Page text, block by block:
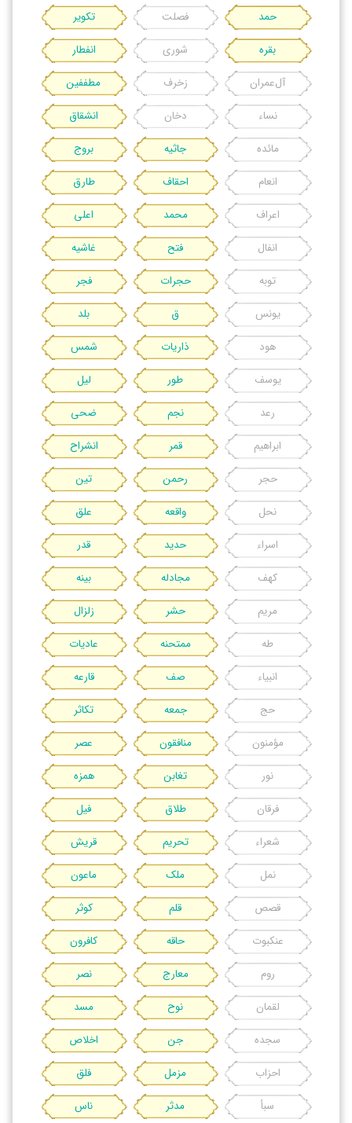
حمد فصلت
تکویر
بقره
شوری
انفطار
آل‌عمران
زخرف
مطففین
نساء
دخان
انشقاق
مائده
جاثیه
بروج
انعام
احقاف
طارق
اعراف
محمد
اعلی
انفال
فتح
غاشیه
توبه
حجرات
فجر
یونس
ق
بلد
هود
ذاریات
شمس
یوسف
طور
لیل
رعد
نجم
ضحی
ابراهیم
قمر
انشراح
حجر
رحمن
تین
نحل
واقعه
علق
اسراء
حدید
قدر
کهف
مجادله
بینه
مریم
حشر
زلزال
طه
ممتحنه
عادیات
انبیاء
صف
قارعه
حج
جمعه
تکاثر
مؤمنون
منافقون
عصر
نور
تغابن
همزه
فرقان
طلاق
فیل
شعراء
تحریم
قریش
نمل
ملک
ماعون
قصص
قلم
کوثر
عنکبوت
حاقه
کافرون
روم
معارج
نصر
لقمان
نوح
مسد
سجده
جن
اخلاص
احزاب
مزمل
فلق
سبأ
مدثر
ناس